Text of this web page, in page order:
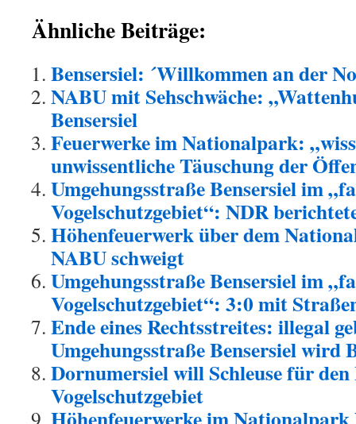
Ähnliche Beiträge:
Bensersiel: ´Willkommen an der
NABU mit Sehschwäche:
Bensersiel
Feuerwerke im Nationalpark:
unwissentliche Täuschung der
Umgehungsstraße Bensersiel im
Vogelschutzgebiet“: NDR
Höhenfeuerwerk über dem
NABU schweigt
Umgehungsstraße Bensersiel im
Vogelschutzgebiet“: 3:0 mit
Ende eines Rechtsstreites: illegal
Umgehungsstraße Bensersiel wird
Dornumersiel will Schleuse für
Vogelschutzgebiet